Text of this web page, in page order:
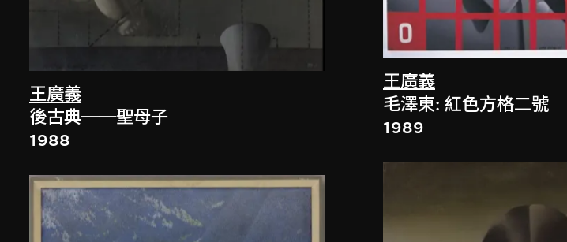
王廣義
後古典──聖母子
1988
王廣義
毛澤東: 紅色方格二號
1989